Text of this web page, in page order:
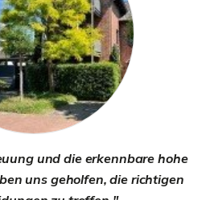
und die erkennbare hohe
uns geholfen, die richtigen